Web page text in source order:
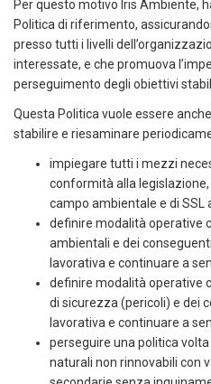
Per questo motivo Iris Ambiente,
Politica di riferimento,
presso tutti i livelli
interessate, e che promuova
perseguimento degli obiettivi
Questa Politica vuole essere
stabilire e riesaminare
impiegare tutti i mezzi
conformità alla
campo ambientale e di SSL
definire modalità operative
ambientali e dei
lavorativa e continuare a
definire modalità operative
di sicurezza (pericoli) e dei
lavorativa e continuare a
perseguire una politica
naturali non rinnovabili con